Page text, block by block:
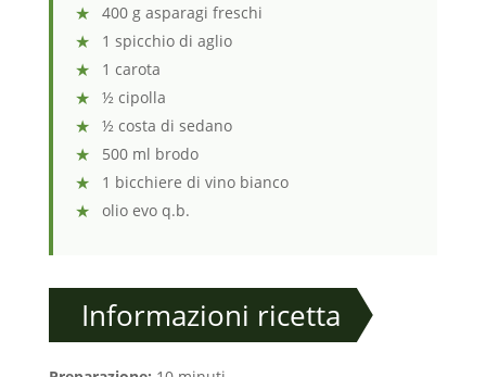
400 g asparagi freschi
1 spicchio di aglio
1 carota
½ cipolla
½ costa di sedano
500 ml brodo
1 bicchiere di vino bianco
olio evo q.b.
Informazioni ricetta